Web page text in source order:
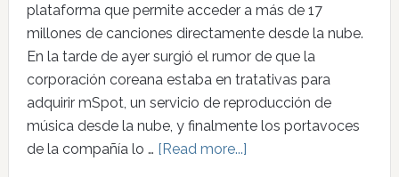
plataforma que permite acceder a más de 17
millones de canciones directamente desde la nube.
En la tarde de ayer surgió el rumor de que la
corporación coreana estaba en tratativas para
adquirir mSpot, un servicio de reproducción de
música desde la nube, y finalmente los portavoces
de la compañía lo … [Read more...]